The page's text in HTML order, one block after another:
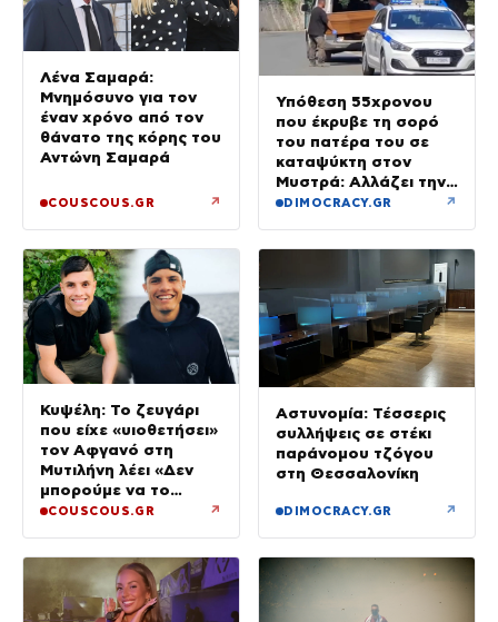
Λένα Σαμαρά:
Μνημόσυνο για τον
έναν χρόνο από τον
θάνατο της κόρης του
Αντώνη Σαμαρά
COUSCOUS.GR ↗
Υπόθεση 55χρονου
που έκρυβε τη σορό
του πατέρα του σε
καταψύκτη στον
Μυστρά: Αλλάζει την
υπερασπιστική του
DIMOCRACY.GR ↗
Κυψέλη: Το ζευγάρι
που είχε «υιοθετήσει»
τον Αφγανό στη
Μυτιλήνη λέει «Δεν
μπορούμε να το
πιστέψουμε»
COUSCOUS.GR ↗
Αστυνομία: Τέσσερις
συλλήψεις σε στέκι
παράνομου τζόγου
στη Θεσσαλονίκη
DIMOCRACY.GR ↗